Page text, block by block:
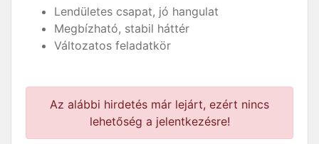
Lendületes csapat, jó hangulat
Megbízható, stabil háttér
Változatos feladatkör
Az alábbi hirdetés már lejárt, ezért nincs
lehetőség a jelentkezésre!